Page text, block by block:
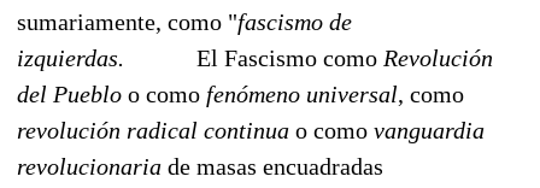
sumariamente, como "fascismo de
izquierdas.
El Fascismo como Revolución
del Pueblo o como fenómeno universal, como
revolución radical continua o como vanguardia
revolucionaria de masas encuadradas